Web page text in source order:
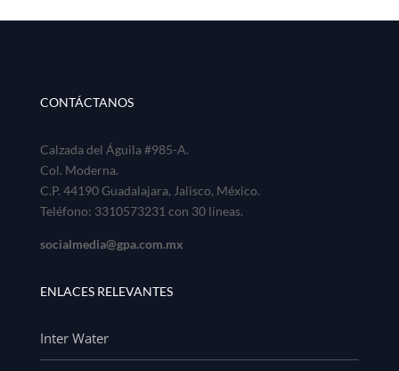
CONTÁCTANOS
Calzada del Águila #985-A.
Col. Moderna.
C.P. 44190 Guadalajara, Jalisco, México.
Teléfono: 3310573231 con 30 líneas.
socialmedia@gpa.com.mx
ENLACES RELEVANTES
Inter Water